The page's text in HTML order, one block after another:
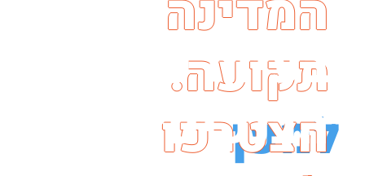
אסטרטגיית
קריפטו
למעןעתיד
תקועה.
הצטרפו
בעיות עם
הבנקים?